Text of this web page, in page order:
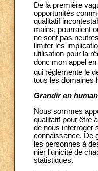
De la première
opportunités
qualitatif
mains, pourraient
ne sont pas
limiter les
utilisation pour la
donc mon appel
qui réglemente le
tous les domaines
Grandir en
Nous sommes
qualitatif pour être
de nous interroger
connaissance. De
les personnes à
nier l'unicité de
statistiques.